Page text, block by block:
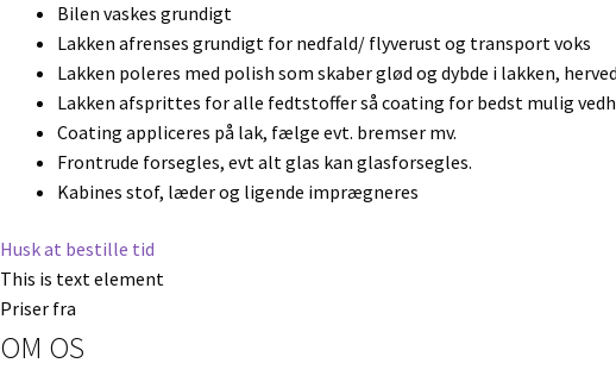
Bilen vaskes grundigt
Lakken afrenses grundigt for nedfald/ flyverust og transport voks
Lakken poleres med polish som skaber glød og dybde i lakken,
Lakken afsprittes for alle fedtstoffer så coating for bedst mulig
Coating appliceres på lak, fælge evt. bremser mv.
Frontrude forsegles, evt alt glas kan glasforsegles.
Kabines stof, læder og ligende imprægneres
Husk at bestille tid
This is text element
Priser fra
OM OS